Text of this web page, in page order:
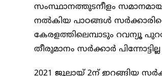
സംസ്ഥാനത്തുടനീളം
നൽകിയ പാഠങ്ങൾ സർക്കാരിനെ
കേരളത്തിലെമ്പാടും റവന്യൂ
തീരുമാനം സർക്കാർ
2021 ജൂലായ് 2ന് ഇറങ്ങിയ